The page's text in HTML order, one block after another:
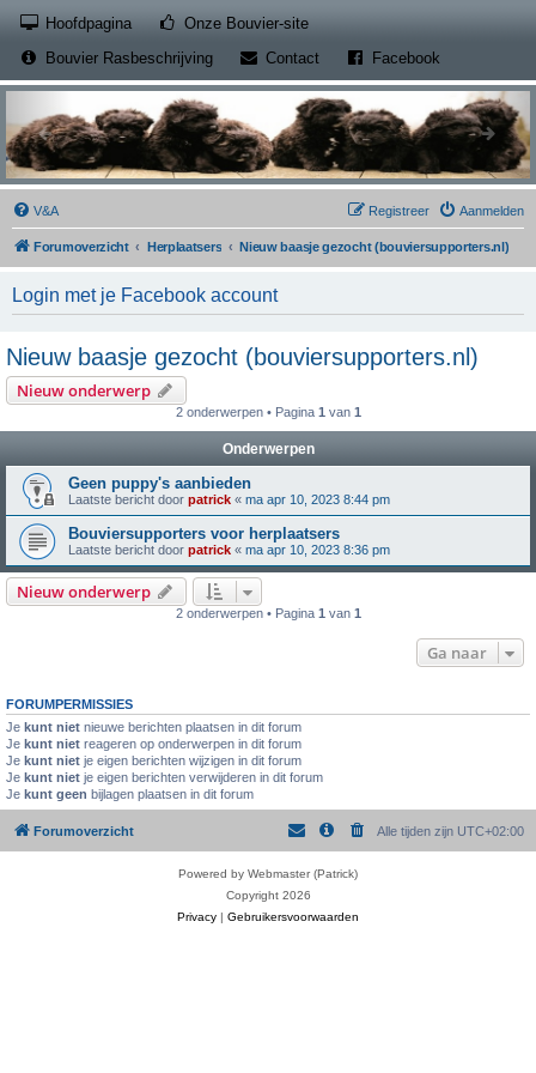
Hoofdpagina Onze Bouvier-site(Opens a new tab)
Bouvier Rasbeschrijving
Contact(Opens a new tab)
Facebook
V&A Aanmelden
Registreer
Forumoverzicht Herplaatsers Nieuw baasje gezocht (bouviersupporters.nl)
Login met je Facebook account
Nieuw baasje gezocht (bouviersupporters.nl)
Nieuw onderwerp
2 onderwerpen • Pagina 1 van 1
Onderwerpen
Geen puppy's aanbieden
Laatste bericht door patrick « ma apr 10, 2023 8:44 pm
Bouviersupporters voor herplaatsers
Laatste bericht door patrick « ma apr 10, 2023 8:36 pm
Nieuw onderwerp
2 onderwerpen • Pagina 1 van 1
Ga naar
FORUMPERMISSIES
Je kunt niet nieuwe berichten plaatsen in dit forum
Je kunt niet reageren op onderwerpen in dit forum
Je kunt niet je eigen berichten wijzigen in dit forum
Je kunt niet je eigen berichten verwijderen in dit forum
Je kunt geen bijlagen plaatsen in dit forum
Forumoverzicht Alle tijden zijn UTC+02:00
Powered by Webmaster (Patrick)
Copyright 2026
Privacy | Gebruikersvoorwaarden